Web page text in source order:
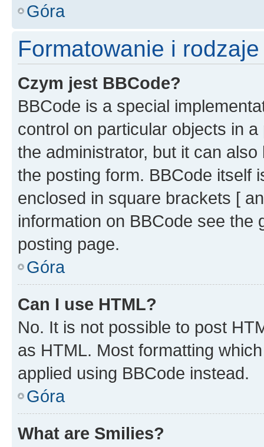
Góra
Formatowanie i
Czym jest BBCode?
BBCode is a special
control on particular objects in
the administrator, but it can
the posting form. BBCode itself
enclosed in square brackets [
information on BBCode see
posting page.
Góra
Can I use HTML?
No. It is not possible to post
as HTML. Most formatting
applied using BBCode instead.
Góra
What are Smilies?